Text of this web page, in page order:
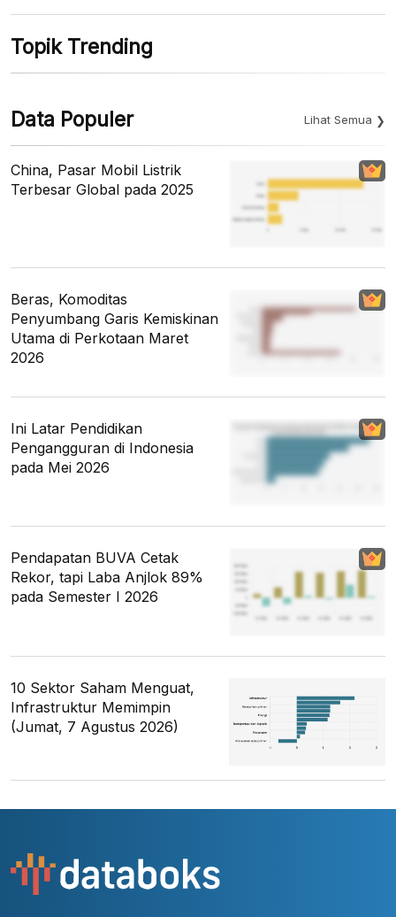
Topik Trending
Data Populer Lihat Semua
China, Pasar Mobil Listrik
Terbesar Global pada 2025
Beras, Komoditas
Penyumbang Garis Kemiskinan
Utama di Perkotaan Maret
2026
Ini Latar Pendidikan
Pengangguran di Indonesia
pada Mei 2026
Pendapatan BUVA Cetak
Rekor, tapi Laba Anjlok 89%
pada Semester I 2026
10 Sektor Saham Menguat,
Infrastruktur Memimpin
(Jumat, 7 Agustus 2026)